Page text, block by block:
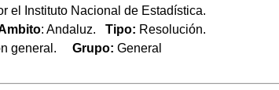
el Instituto Nacional de Estadística.
: Andaluz. Tipo: Resolución.
general. Grupo: General